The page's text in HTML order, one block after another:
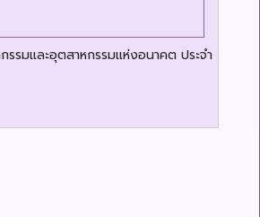
รมและอุตสาหกรรมแห่งอนาคต ประจำ